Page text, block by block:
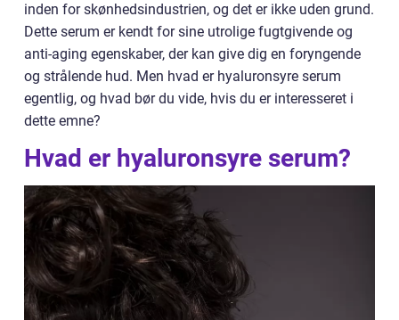
inden for skønhedsindustrien, og det er ikke uden grund.
Dette serum er kendt for sine utrolige fugtgivende og
anti-aging egenskaber, der kan give dig en foryngende
og strålende hud. Men hvad er hyaluronsyre serum
egentlig, og hvad bør du vide, hvis du er interesseret i
dette emne?
Hvad er hyaluronsyre serum?